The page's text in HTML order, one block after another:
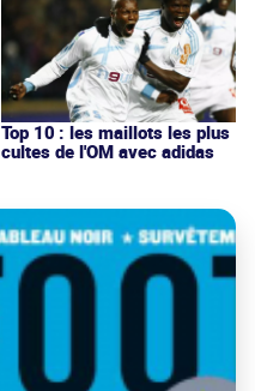
Top 10 : les maillots les plus
cultes de l'OM avec adidas